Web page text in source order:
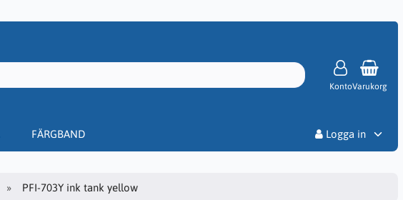
KontoVarukorg
FÄRGBAND
Logga in
PFI-703Y ink tank yellow